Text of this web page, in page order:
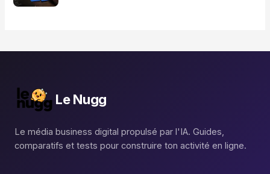
Le Nugg
Le média business digital propulsé par l'IA. Guides,
comparatifs et tests pour construire ton activité en ligne.